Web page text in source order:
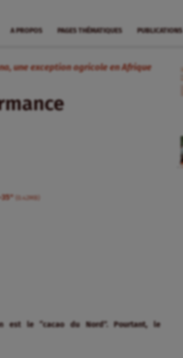
A PROPOS PAGES THÉMATIQUES PUBLICATIONS
une exception agricole en Afrique
(0.42MB)
est le “cacao du Nord”. Pourtant, le